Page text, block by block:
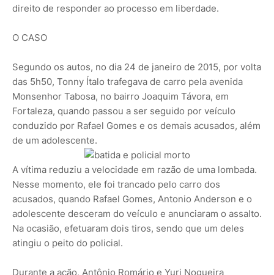
direito de responder ao processo em liberdade.
O CASO
Segundo os autos, no dia 24 de janeiro de 2015, por volta
das 5h50, Tonny Ítalo trafegava de carro pela avenida
Monsenhor Tabosa, no bairro Joaquim Távora, em
Fortaleza, quando passou a ser seguido por veículo
conduzido por Rafael Gomes e os demais acusados, além
de um adolescente.
A vítima reduziu a velocidade em razão de uma lombada.
Nesse momento, ele foi trancado pelo carro dos
acusados, quando Rafael Gomes, Antonio Anderson e o
adolescente desceram do veículo e anunciaram o assalto.
Na ocasião, efetuaram dois tiros, sendo que um deles
atingiu o peito do policial.
Durante a ação, Antônio Romário e Yuri Nogueira